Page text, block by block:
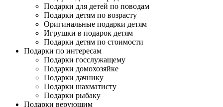
Подарки для детей по поводам
Подарки детям по возрасту
Оригинальные подарки детям
Игрушки в подарок детям
Подарки детям по стоимости
Подарки по интересам
Подарки госслужащему
Подарки домохозяйке
Подарки дачнику
Подарки шахматисту
Подарки рыбаку
Подарки верующим